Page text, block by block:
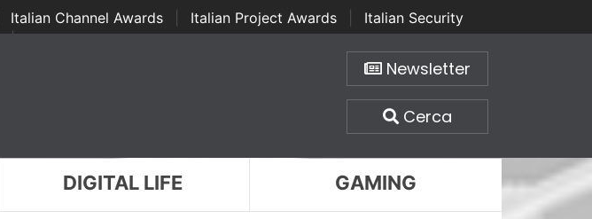
Italian Channel Awards Italian Project Awards
Italian Security
| ...
Newsletter
Cerca
DIGITAL LIFE GAMING